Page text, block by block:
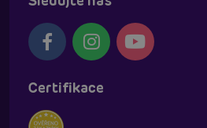
Certifikace